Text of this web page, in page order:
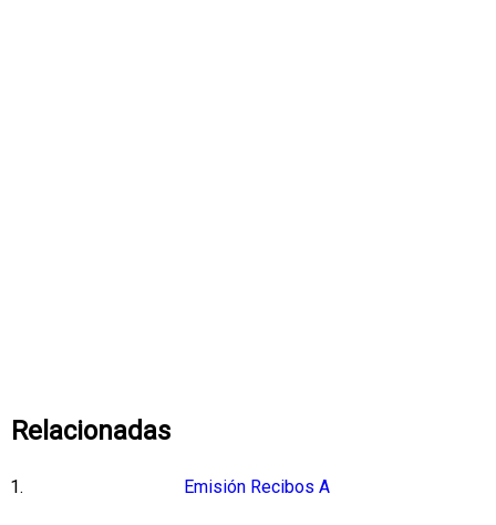
Relacionadas
Emisión Recibos A